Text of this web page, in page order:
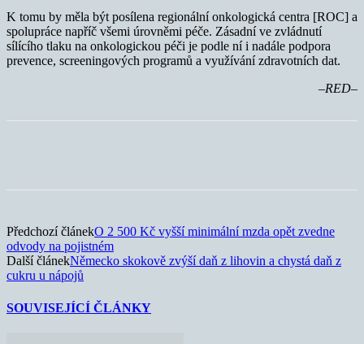
K tomu by měla být posílena regionální onkologická centra [ROC] a
spolupráce napříč všemi úrovněmi péče. Zásadní ve zvládnutí
sílícího tlaku na onkologickou péči je podle ní i nadále podpora
prevence, screeningových programů a využívání zdravotních dat.
–RED–
Předchozí článekO 2 500 Kč vyšší minimální mzda opět zvedne
odvody na pojistném
Další článekNěmecko skokově zvýší daň z lihovin a chystá daň z
cukru u nápojů
SOUVISEJÍCÍ ČLÁNKY